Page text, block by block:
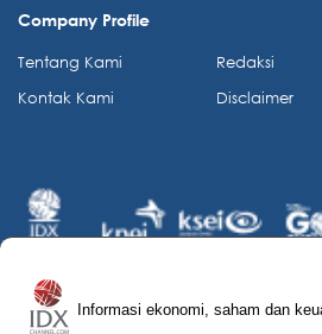
Informasi ekonomi, saham dan
Company Profile
Tentang Kami
Kontak Kami
Redaksi
Disclaimer
© 2026 IDX Channel. All